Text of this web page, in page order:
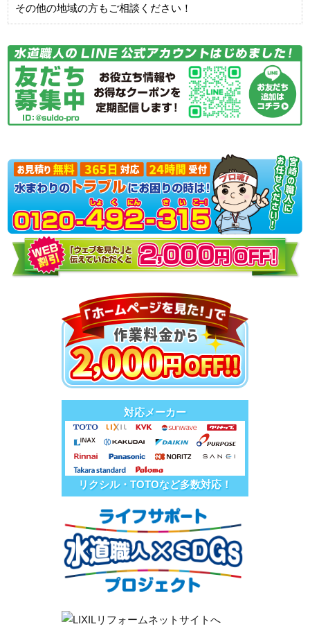
その他の地域の方もご相談ください！
対応メーカー
リクシル・TOTOなど多数対応！